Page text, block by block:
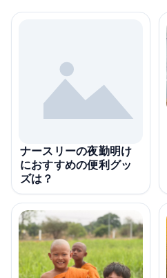
ナースリーの夜勤明け
におすすめの便利グッ
ズは？